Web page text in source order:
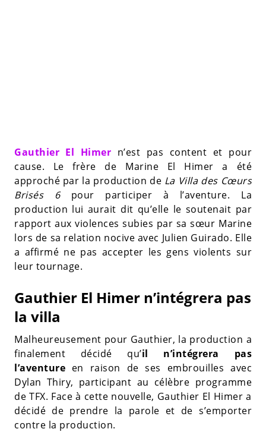
Gauthier El Himer n’est pas content et pour
cause. Le frère de Marine El Himer a été
approché par la production de La Villa des Cœurs
Brisés 6pour participer à l’aventure. La
production lui aurait dit qu’elle le soutenait par
rapport aux violences subies par sa sœur Marine
lors de sa relation nocive avec Julien Guirado. Elle
a affirmé ne pas accepter les gens violents sur
leur tournage.
Gauthier El Himer n’intégrera pas
la villa
Malheureusement pour Gauthier, la production a
finalement décidé qu’il n’intégrera pas
l’aventure en raison de ses embrouilles avec
Dylan Thiry, participant au célèbre programme
de TFX. Face à cette nouvelle, Gauthier El Himer a
décidé de prendre la parole et de s’emporter
contre la production.